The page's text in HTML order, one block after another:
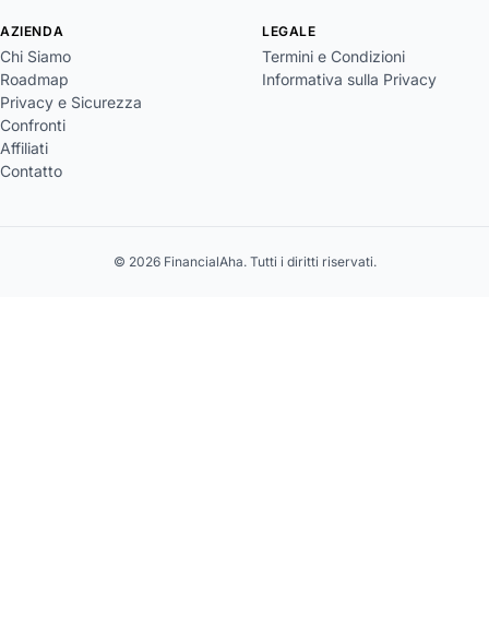
AZIENDA
Chi Siamo
Roadmap
Privacy e Sicurezza
Confronti
Affiliati
Contatto
LEGALE
Termini e Condizioni
Informativa sulla Privacy
© 2026 FinancialAha. Tutti i diritti riservati.